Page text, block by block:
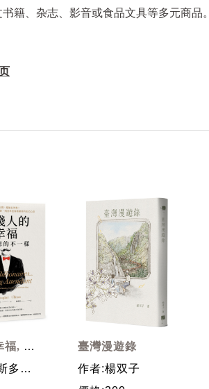
籍、杂志、影音或食品文具等多元商品。
福, 和
樣: 不
能長
多
臺灣漫遊錄
作者:楊双子